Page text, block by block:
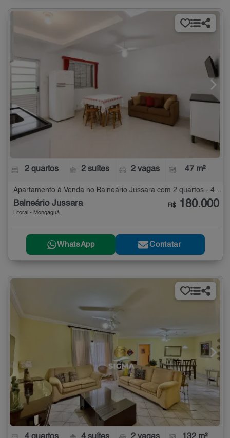
2 quartos 2 suítes 2 vagas 47 m²
Balneário Jussara
Litoral - Mongaguá
R$ 180.000
WhatsApp Contatar